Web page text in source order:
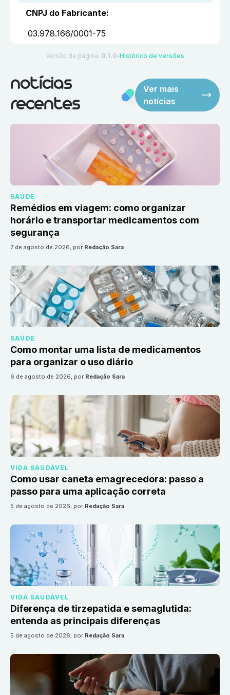
CNPJ do Fabricante:
03.978.166/0001-75
Versão da página: 0.1.0 ●Histórico de versões
notícias
recentes
Ver mais
notícias
SAÚDE
Remédios em viagem: como organizar
horário e transportar medicamentos com
segurança
7 de agosto de 2026, por Redação Sara
SAÚDE
Como montar uma lista de medicamentos
para organizar o uso diário
6 de agosto de 2026, por Redação Sara
VIDA SAUDÁVEL
Como usar caneta emagrecedora: passo a
passo para uma aplicação correta
5 de agosto de 2026, por Redação Sara
VIDA SAUDÁVEL
Diferença de tirzepatida e semaglutida:
entenda as principais diferenças
5 de agosto de 2026, por Redação Sara